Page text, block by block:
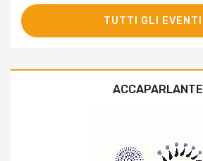
TUTTI GLI EVENTI
ACCAPARLANTE